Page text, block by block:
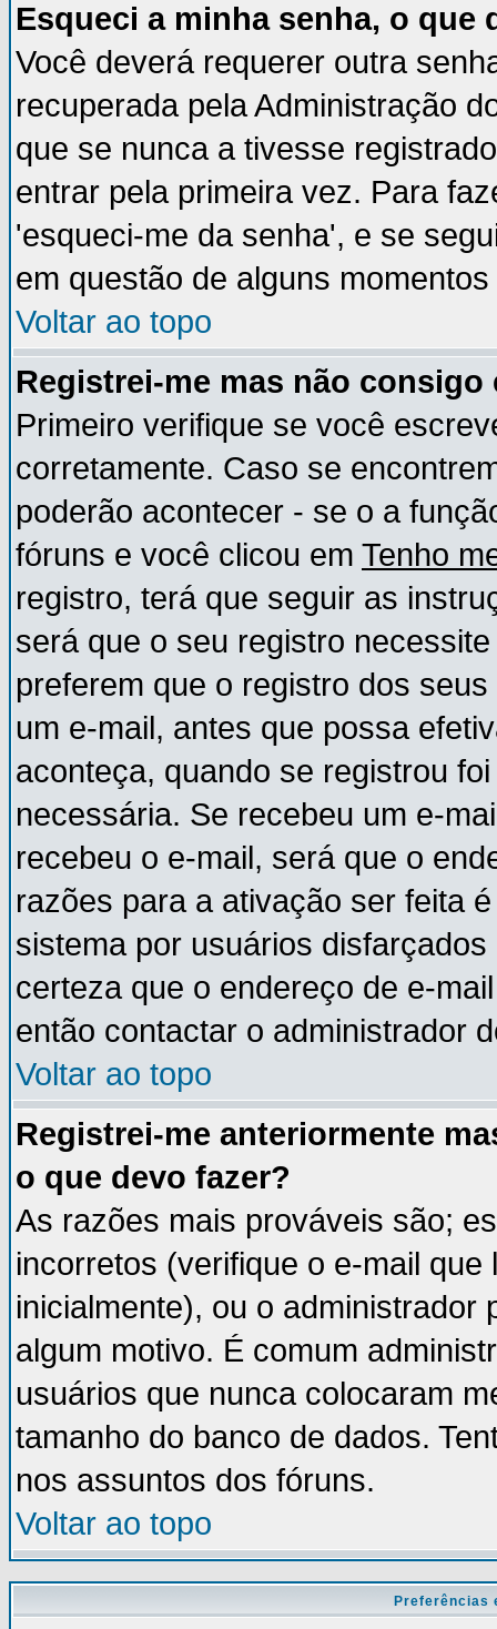
Esqueci a minha senha, o que
Você deverá requerer outra
recuperada pela Administração
que se nunca a tivesse
entrar pela primeira vez. Para
'esqueci-me da senha', e se
em questão de alguns momentos
Voltar ao topo
Registrei-me mas não
Primeiro verifique se você
corretamente. Caso se
poderão acontecer - se o a
fóruns e você clicou em Tenho
registro, terá que seguir as
será que o seu registro
preferem que o registro dos
um e-mail, antes que possa
aconteça, quando se registrou
necessária. Se recebeu um e-
recebeu o e-mail, será que o
razões para a ativação ser feita
sistema por usuários
certeza que o endereço de e-
então contactar o administrador
Voltar ao topo
Registrei-me anteriormente
o que devo fazer?
As razões mais prováveis são;
incorretos (verifique o e-mail
inicialmente), ou o
algum motivo. É comum
usuários que nunca colocaram
tamanho do banco de dados.
nos assuntos dos fóruns.
Voltar ao topo
Preferências